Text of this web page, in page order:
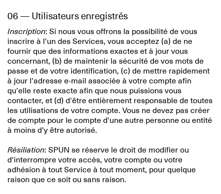
06 — Utilisateurs enregistrés
Inscription: Si nous vous offrons la possibilité de vous
inscrire à l'un des Services, vous acceptez (a) de ne
fournir que des informations exactes et à jour vous
concernant, (b) de maintenir la sécurité de vos mots de
passe et de votre identification, (c) de mettre rapidement
à jour l'adresse e-mail associée à votre compte afin
qu'elle reste exacte afin que nous puissions vous
contacter, et (d) d'être entièrement responsable de toutes
les utilisations de votre compte. Vous ne devez pas créer
de compte pour le compte d'une autre personne ou entité
à moins d'y être autorisé.
Résiliation: SPUN se réserve le droit de modifier ou
d'interrompre votre accès, votre compte ou votre
adhésion à tout Service à tout moment, pour quelque
raison que ce soit ou sans raison.